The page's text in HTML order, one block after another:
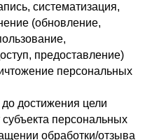
систематизация,
(обновление,
предоставление)
персональных
до достижения цели
персональных
обработки/отзыва